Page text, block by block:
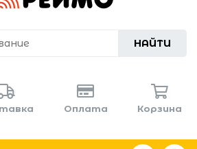
НАЙТИ
Оплата Корзина